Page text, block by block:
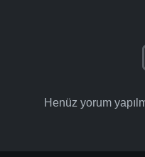
Henüz yorum